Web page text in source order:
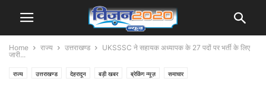
Home राज्य उत्तराखण्ड
UKSSSC ने सहायक अध्यापक के 27 पदों पर भर्ती के लिए
जारी...
राज्य उत्तराखण्ड देहरादून बड़ी खबर ब्रेकिंग न्यूज़ समाचार